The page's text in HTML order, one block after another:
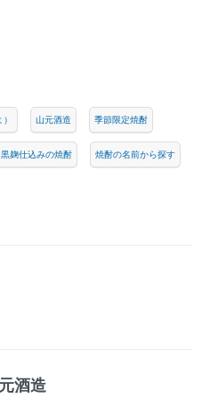
山元酒造 季節限定焼酎
黒麹仕込みの焼酎 焼酎の名前から探す
酒造